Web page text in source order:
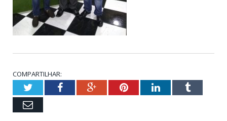
COMPARTILHAR:
TwitterFacebookGoogle+PinterestLinkedInTumblr
Email